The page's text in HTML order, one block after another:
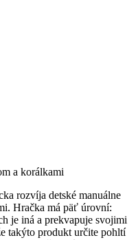
a korálkami
rozvíja detské manuálne
Hračka má päť úrovní:
je iná a prekvapuje svojimi
takýto produkt určite pohltí